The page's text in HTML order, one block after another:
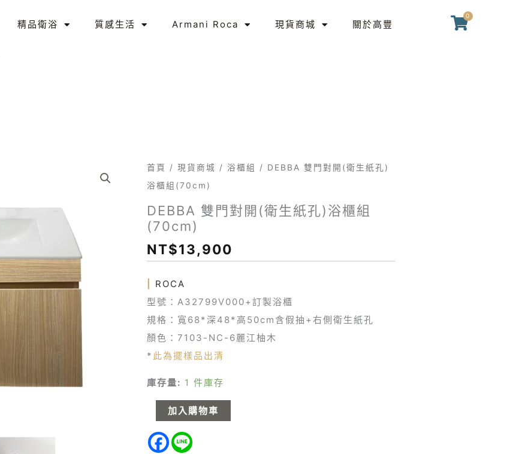
精品衛浴 質感生活 Armani Roca 現貨商城 關於高豐
0
購
首頁 / 現貨商城 / 浴櫃組
/ DEBBA 雙門對開(衛生紙孔)
浴櫃組(70cm)
DEBBA 雙門對開(衛生紙孔)浴櫃組
(70cm)
NT$13,900
ROCA
型號：A32799V000+訂製浴櫃
規格：寬68*深48*高50cm含假抽+右側衛生紙孔
顏色：7103-NC-6麗江柚木
* 此為擺樣品出清
庫存量: 1 件庫存
DEBBA
雙
對
(衛
紙
孔)
浴
櫃
組
(70cm)
數
加入購物車